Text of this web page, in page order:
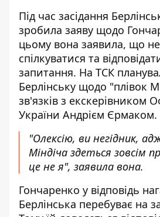
Під час засідання
зробила заяву щодо
цьому вона заявила, що
спілкуватися та
запитання. На ТСК
Берлінську щодо "плівок
зв'язків з екскерівником
України Андрієм Єрмаком.
"Олексію, ви негідник,
Міндіча здеться зовсім
це не я", заявила вона.
Гончаренко у відповідь
Берлінська перебуває на